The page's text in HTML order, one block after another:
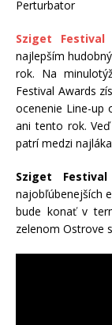
Perturbator
Sziget Festival
najlepším
rok. Na
Festival Awards
ocenenie Line-up
ani tento rok.
patrí medzi
Sziget Festival
najobľúbenejších
bude konať v
zelenom Ostrove